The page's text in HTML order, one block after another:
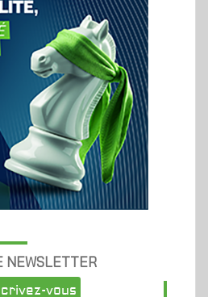
NEWSLETTER
vous